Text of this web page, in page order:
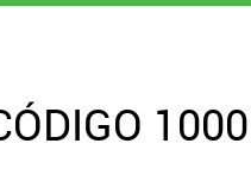
1000